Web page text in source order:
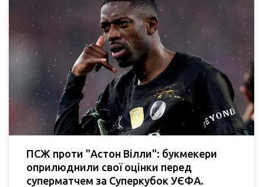
ПСЖ проти "Астон Вілли": букмекери
оприлюднили свої оцінки перед
суперматчем за Суперкубок УЄФА.